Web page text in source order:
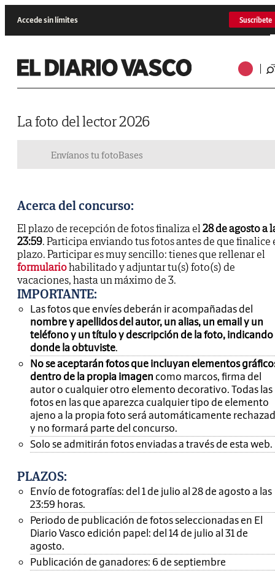
Accede sin límites Suscríbete
La foto del lector 2026
Envíanos tu fotoBases
Acerca del concurso:
El plazo de recepción de fotos finaliza el28 de agosto a
23:59. Participa enviando tus fotos antes de que finalice
plazo. Participar es muy sencillo: tienes que rellenar el
formulariohabilitado y adjuntar tu(s) foto(s) de
vacaciones, hasta un máximo de 3.
IMPORTANTE:
Las fotos que envíes deberán ir acompañadas del
nombre y apellidos del autor, un alias, un email y un
teléfono y un título y descripción de la foto, indicando
donde la obtuviste.
No se aceptarán fotos que incluyan elementos
dentro de la propia imagen como marcos, firma del
autor o cualquier otro elemento decorativo. Todas las
fotos en las que aparezca cualquier tipo de elemento
ajeno a la propia foto será automáticamente
y no formará parte del concurso.
Solo se admitirán fotos enviadas a través de esta web.
PLAZOS:
Envío de fotografías: del 1 de julio al 28 de agosto a las
23:59 horas.
Periodo de publicación de fotos seleccionadas en El
Diario Vasco edición papel: del 14 de julio al 31 de
agosto.
Publicación de ganadores: 6 de septiembre